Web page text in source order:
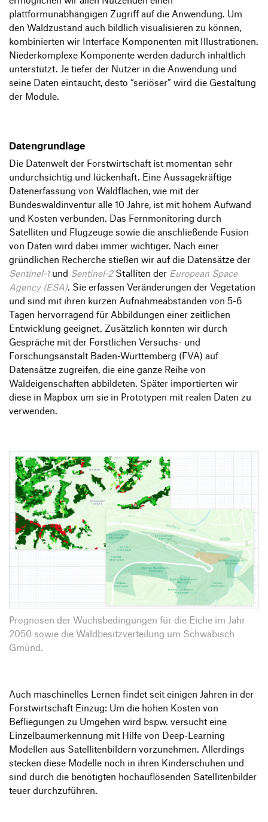
plattformunabhängigen Zugriff auf die Anwendung. Um
den Waldzustand auch bildlich visualisieren zu können,
kombinierten wir Interface Komponenten mit Illustrationen.
Niederkomplexe Komponente werden dadurch inhaltlich
unterstützt. Je tiefer der Nutzer in die Anwendung und
seine Daten eintaucht, desto “seriöser” wird die Gestaltung
der Module.
Datengrundlage
Die Datenwelt der Forstwirtschaft ist momentan sehr
undurchsichtig und lückenhaft. Eine Aussagekräftige
Datenerfassung von Waldflächen, wie mit der
Bundeswaldinventur alle 10 Jahre, ist mit hohem Aufwand
und Kosten verbunden. Das Fernmonitoring durch
Satelliten und Flugzeuge sowie die anschließende Fusion
von Daten wird dabei immer wichtiger. Nach einer
gründlichen Recherche stießen wir auf die Datensätze der
Sentinel-1und Sentinel-2Stalliten der European Space
Agency (ESA). Sie erfassen Veränderungen der Vegetation
und sind mit ihren kurzen Aufnahmeabständen von 5-6
Tagen hervorragend für Abbildungen einer zeitlichen
Entwicklung geeignet. Zusätzlich konnten wir durch
Gespräche mit der Forstlichen Versuchs- und
Forschungsanstalt Baden-Württemberg (FVA) auf
Datensätze zugreifen, die eine ganze Reihe von
Waldeigenschaften abbildeten. Später importierten wir
diese in Mapbox um sie in Prototypen mit realen Daten zu
verwenden.
Prognosen der Wuchsbedingungen für die Eiche im Jahr
2050 sowie die Waldbesitzverteilung um Schwäbisch
Gmünd.
Auch maschinelles Lernen findet seit einigen Jahren in der
Forstwirtschaft Einzug: Um die hohen Kosten von
Befliegungen zu Umgehen wird bspw. versucht eine
Einzelbaumerkennung mit Hilfe von Deep-Learning
Modellen aus Satellitenbildern vorzunehmen. Allerdings
stecken diese Modelle noch in ihren Kinderschuhen und
sind durch die benötigten hochauflösenden Satellitenbilder
teuer durchzuführen.